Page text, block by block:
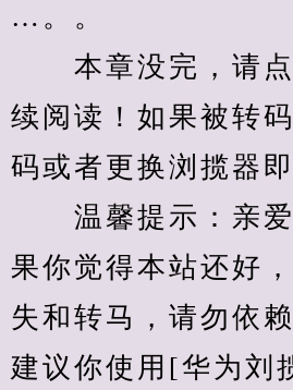
…。。
本章没完，请点
续阅读！如果被转
码或者更换浏揽器即
温馨提示：亲爱
果你觉得本站还好
失和转马，请勿依
建议你使用[华为